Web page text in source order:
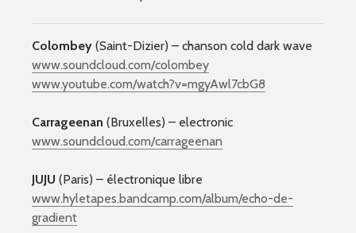
Colombey (Saint-Dizier) – chanson cold dark wave
www.soundcloud.com/colombey
www.youtube.com/watch?v=mgyAwl7cbG8
Carrageenan (Bruxelles) – electronic
www.soundcloud.com/carrageenan
JUJU (Paris) – électronique libre
www.hyletapes.bandcamp.com/album/echo-de-
gradient